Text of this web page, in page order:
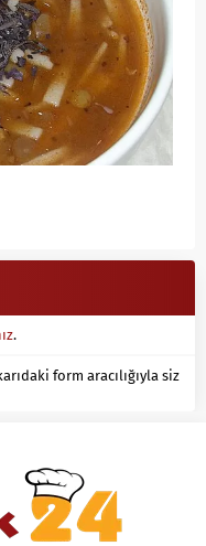
.
form aracılığıyla siz